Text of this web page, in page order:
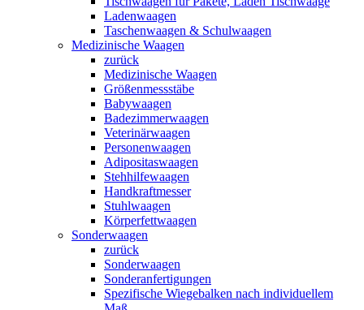
Ladenwaagen
Taschenwaagen & Schulwaagen
Medizinische Waagen
zurück
Medizinische Waagen
Größenmessstäbe
Babywaagen
Badezimmerwaagen
Veterinärwaagen
Personenwaagen
Adipositaswaagen
Stehhilfewaagen
Handkraftmesser
Stuhlwaagen
Körperfettwaagen
Sonderwaagen
zurück
Sonderwaagen
Sonderanfertigungen
Spezifische Wiegebalken nach individuellem